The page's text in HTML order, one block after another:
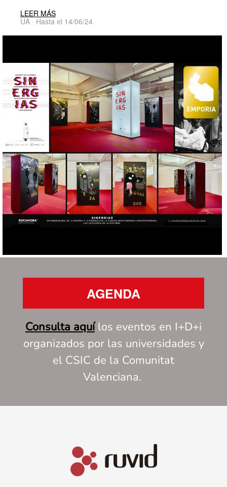
LEER MÁS
UA · Hasta el 14/06/24
AGENDA
Consulta aquílos eventos en I+D+i
organizados por las universidades y
el CSIC de la Comunitat
Valenciana.